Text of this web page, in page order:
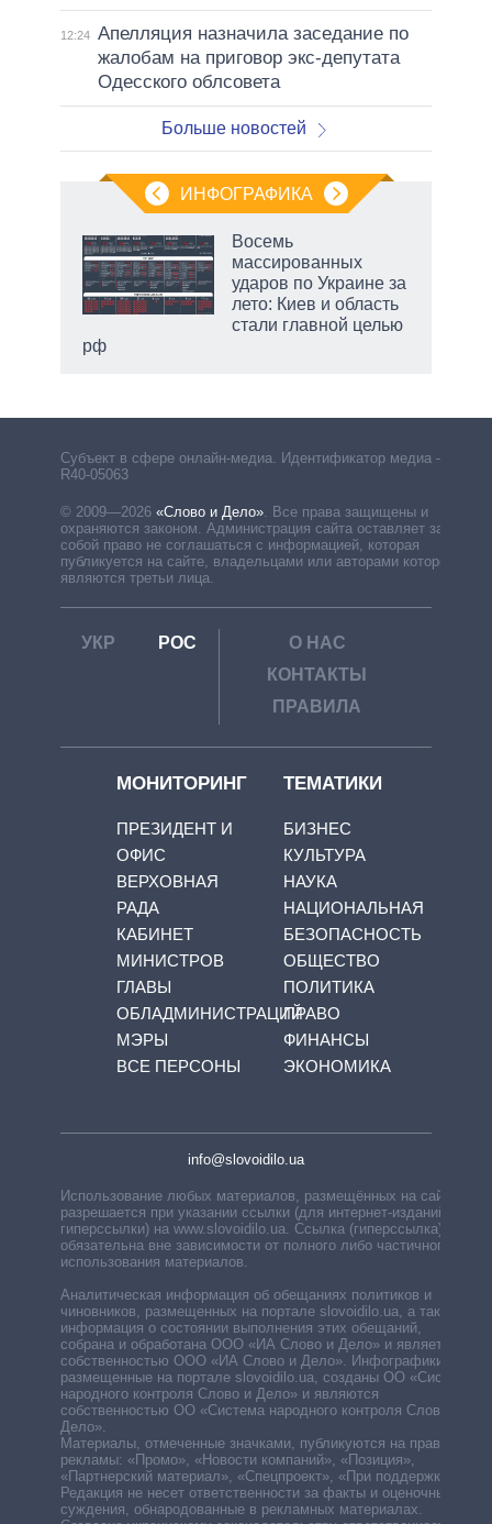
12:24 Апелляция назначила заседание по
жалобам на приговор экс-депутата
Одесского облсовета
Больше новостей
ИНФОГРАФИКА
Восемь
массированных
ударов по Украине за
лето: Киев и область
стали главной целью
рф
Субъект в сфере онлайн-медиа. Идентификатор медиа –
R40-05063
© 2009—2026 «Слово и Дело». Все права защищены и
охраняются законом. Администрация сайта оставляет за
собой право не соглашаться с информацией, которая
публикуется на сайте, владельцами или авторами которой
являются третьи лица.
УКР РОС
О НАС
КОНТАКТЫ
ПРАВИЛА
МОНИТОРИНГ
ПРЕЗИДЕНТ И
ОФИС
ВЕРХОВНАЯ
РАДА
КАБИНЕТ
МИНИСТРОВ
ГЛАВЫ
ОБЛАДМИНИСТРАЦИЙ
МЭРЫ
ВСЕ ПЕРСОНЫ
ТЕМАТИКИ
БИЗНЕС
КУЛЬТУРА
НАУКА
НАЦИОНАЛЬНАЯ
БЕЗОПАСНОСТЬ
ОБЩЕСТВО
ПОЛИТИКА
ПРАВО
ФИНАНСЫ
ЭКОНОМИКА
info@slovoidilo.ua
Использование любых материалов, размещённых на сайте,
разрешается при указании ссылки (для интернет-изданий —
гиперссылки) на www.slovoidilo.ua. Ссылка (гиперссылка)
обязательна вне зависимости от полного либо частичного
использования материалов.
Аналитическая информация об обещаниях политиков и
чиновников, размещенных на портале slovoidilo.ua, а также
информация о состоянии выполнения этих обещаний,
собрана и обработана ООО «ИА Слово и Дело» и является
собственностью ООО «ИА Слово и Дело». Инфографики,
размещенные на портале slovoidilo.ua, созданы ОО «Система
народного контроля Слово и Дело» и являются
собственностью ОО «Система народного контроля Слово и
Дело».
Материалы, отмеченные значками, публикуются на правах
рекламы: «Промо», «Новости компаний», «Позиция»,
«Партнерский материал», «Спецпроект», «При поддержке».
Редакция не несет ответственности за факты и оценочные
суждения, обнародованные в рекламных материалах.